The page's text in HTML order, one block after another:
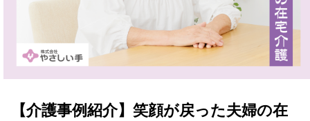
【介護事例紹介】笑顔が戻った夫婦の在